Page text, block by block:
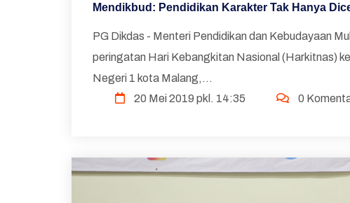
Mendikbud: Pendidikan Karakter Tak Hanya
PG Dikdas - Menteri Pendidikan dan Kebudayaan
peringatan Hari Kebangkitan Nasional (Harkitnas)
Negeri 1 kota Malang,...
20 Mei 2019 pkl. 14:35
0